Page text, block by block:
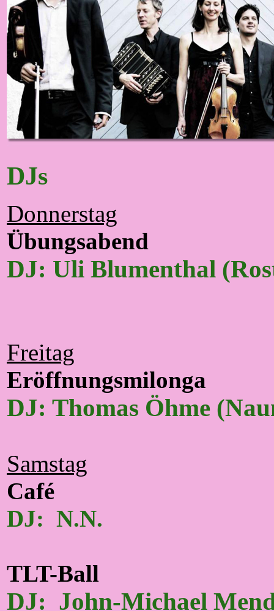
DJs
Donnerstag
Übungsabend
DJ: Uli Blumenthal
Freitag
Eröffnungsmilonga
DJ: Thomas Öhme
Samstag
Café
DJ: N.N.
TLT-Ball
DJ: John-Michael